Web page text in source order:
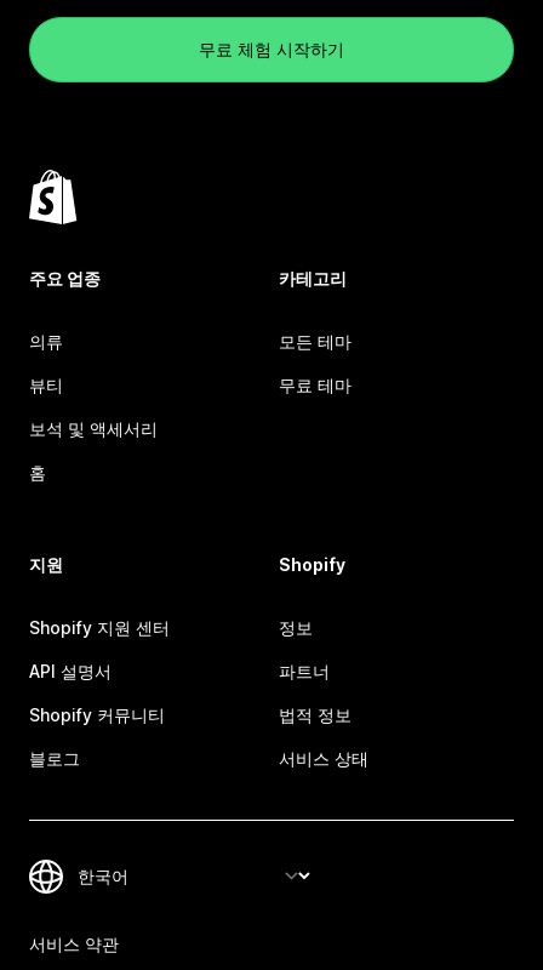
무료 체험 시작하기
주요 업종
의류
뷰티
보석 및 액세서리
홈
카테고리
모든 테마
무료 테마
지원
Shopify 지원 센터
API 설명서
Shopify 커뮤니티
블로그
Shopify
정보
파트너
법적 정보
서비스 상태
서비스 약관